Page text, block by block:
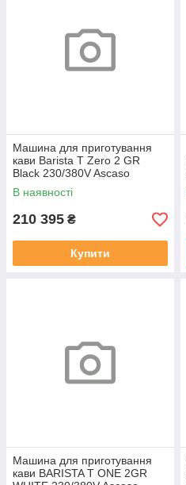
Машина для приготування
кави Barista T Zero 2 GR
Black 230/380V Ascaso
В наявності
210 395 ₴
Купити
Машина для приготування
кави BARISTA T ONE 2GR